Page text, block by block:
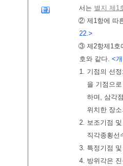
서는 별지 제1
② 제1항에 따
22.>
③ 제2항제1호
호와 같다. <
1. 기점의 선
을 기점으
하며, 삼각
위치한 장
2. 보조기점
직각종횡선
3. 특정기점
4. 방위각은